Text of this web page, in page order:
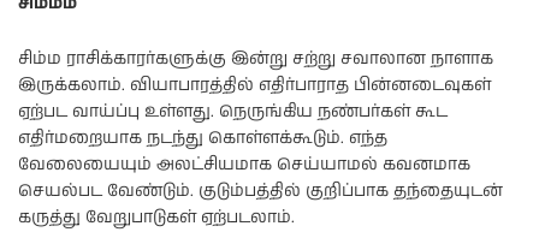
சிம்ம ராசிக்காரர்களுக்கு இன்று சற்று சவாலான நாளாக
இருக்கலாம். வியாபாரத்தில் எதிர்பாராத பின்னடைவுகள்
ஏற்பட வாய்ப்பு உள்ளது. நெருங்கிய நண்பர்கள் கூட
எதிர்மறையாக நடந்து கொள்ளக்கூடும். எந்த
வேலையையும் அலட்சியமாக செய்யாமல் கவனமாக
செயல்பட வேண்டும். குடும்பத்தில் குறிப்பாக தந்தையுடன்
கருத்து வேறுபாடுகள் ஏற்படலாம்.